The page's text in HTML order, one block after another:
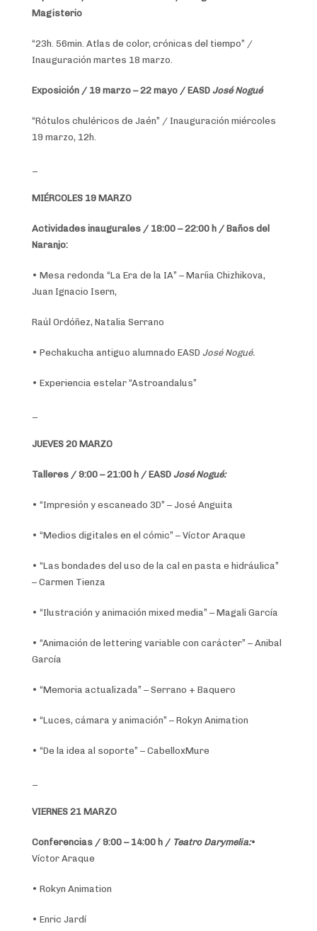
Magisterio
“23h. 56min. Atlas de color, crónicas del tiempo” /
Inauguración martes 18 marzo.
Exposición / 19 marzo – 22 mayo / EASD José Nogué
“Rótulos chuléricos de Jaén” / Inauguración miércoles
19 marzo, 12h.
MIÉRCOLES 19 MARZO
Actividades inaugurales / 18:00 – 22:00 h / Baños del
Naranjo:
• Mesa redonda “La Era de la IA” – Maríia Chizhikova,
Juan Ignacio Isern,
Raúl Ordóñez, Natalia Serrano
• Pechakucha antiguo alumnado EASD José Nogué.
• Experiencia estelar “Astroandalus”
JUEVES 20 MARZO
Talleres / 9:00 – 21:00 h / EASD José Nogué:
• “Impresión y escaneado 3D” – José Anguita
• “Medios digitales en el cómic” – Víctor Araque
• “Las bondades del uso de la cal en pasta e hidráulica”
– Carmen Tienza
• “Ilustración y animación mixed media” – Magali García
• “Animación de lettering variable con carácter” – Anibal
García
• “Memoria actualizada” – Serrano + Baquero
• “Luces, cámara y animación” – Rokyn Animation
• “De la idea al soporte” – CabelloxMure
VIERNES 21 MARZO
Conferencias / 9:00 – 14:00 h / Teatro Darymelia:•
Víctor Araque
• Rokyn Animation
• Enric Jardí